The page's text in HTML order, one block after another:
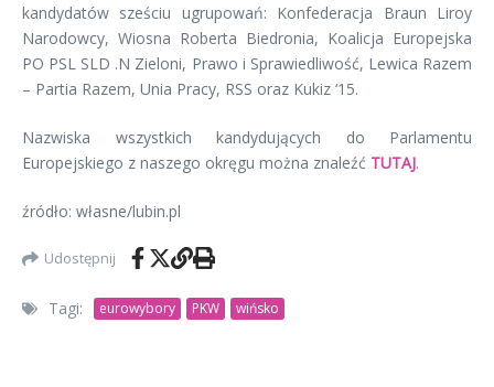
kandydatów sześciu ugrupowań: Konfederacja Braun Liroy
Narodowcy, Wiosna Roberta Biedronia, Koalicja Europejska
PO PSL SLD .N Zieloni, Prawo i Sprawiedliwość, Lewica Razem
– Partia Razem, Unia Pracy, RSS oraz Kukiz ‘15.
Nazwiska wszystkich kandydujących do Parlamentu
Europejskiego z naszego okręgu można znaleźć TUTAJ.
źródło: własne/lubin.pl
Udostępnij
Tagi: eurowybory PKW wińsko